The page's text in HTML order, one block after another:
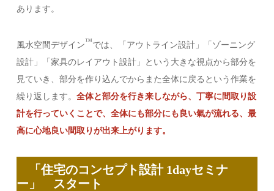
あります。
風水空間デザイン™️では、「アウトライン設計」「ゾーニング
設計」「家具のレイアウト設計」という大きな視点から部分を
見ていき、部分を作り込んでからまた全体に戻るという作業を
繰り返します。全体と部分を行き来しながら、丁寧に間取り設
計を行っていくことで、全体にも部分にも良い氣が流れる、最
高に心地良い間取りが出来上がります。
「住宅のコンセプト設計 1dayセミナ
ー」 スタート